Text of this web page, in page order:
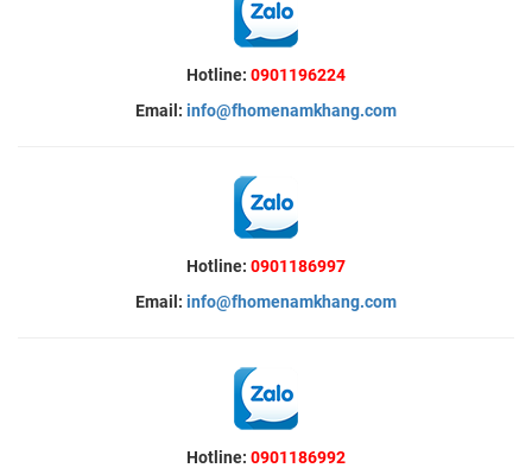
Hotline: 0901196224
Email: info@fhomenamkhang.com
Hotline: 0901186997
Email: info@fhomenamkhang.com
Hotline: 0901186992